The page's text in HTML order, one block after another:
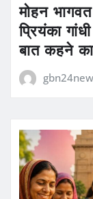
मोहन
प्रियंका
बात कहने